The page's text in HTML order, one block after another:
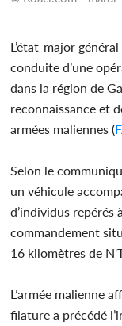
L’état-major
conduite d’une
dans la région de
reconnaissance et
armées maliennes (
Selon le
un véhicule
d’individus repérés
commandement
16 kilomètres de
L’armée malienne
filature a précédé